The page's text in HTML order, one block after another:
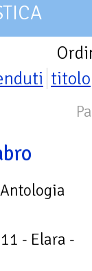
titolo
Antologia
- Elara -